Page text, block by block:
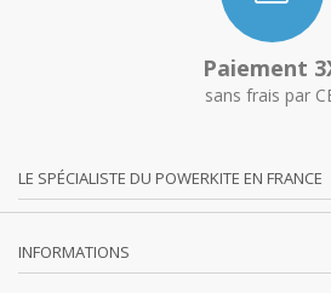
Paiement
sans frais par
LE SPÉCIALISTE DU POWERKITE EN FRANCE
INFORMATIONS